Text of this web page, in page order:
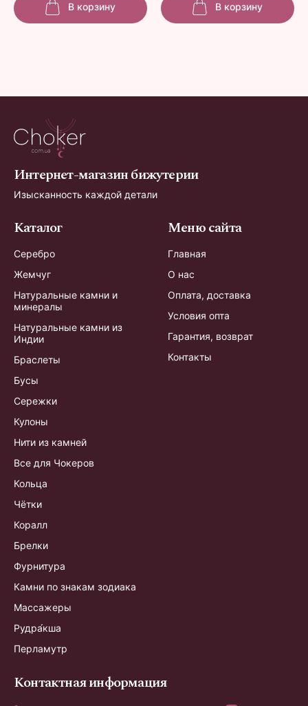
В корзину В корзину
Интернет-магазин бижутерии
Изысканность каждой детали
Каталог
Серебро
Жемчуг
Натуральные камни и
минералы
Натуральные камни из
Индии
Браслеты
Бусы
Сережки
Кулоны
Нити из камней
Все для Чокеров
Кольца
Чётки
Коралл
Брелки
Фурнитура
Камни по знакам зодиака
Массажеры
Рудра́кша
Перламутр
Меню сайта
Главная
О нас
Оплата, доставка
Условия опта
Гарантия, возврат
Контакты
Контактная информация